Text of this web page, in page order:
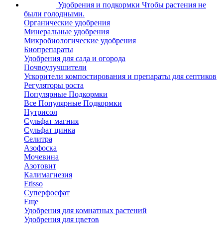
Удобрения и подкормки Чтобы растения не
были голодными.
Органические удобрения
Минеральные удобрения
Микробиологические удобрения
Биопрепараты
Удобрения для сада и огорода
Почвоулучшители
Ускорители компостирования и препараты для септиков
Регуляторы роста
Популярные Подкормки
Все Популярные Подкормки
Нутрисол
Сульфат магния
Сульфат цинка
Селитра
Азофоска
Мочевина
Азотовит
Калимагнезия
Etisso
Суперфосфат
Еще
Удобрения для комнатных растений
Удобрения для цветов